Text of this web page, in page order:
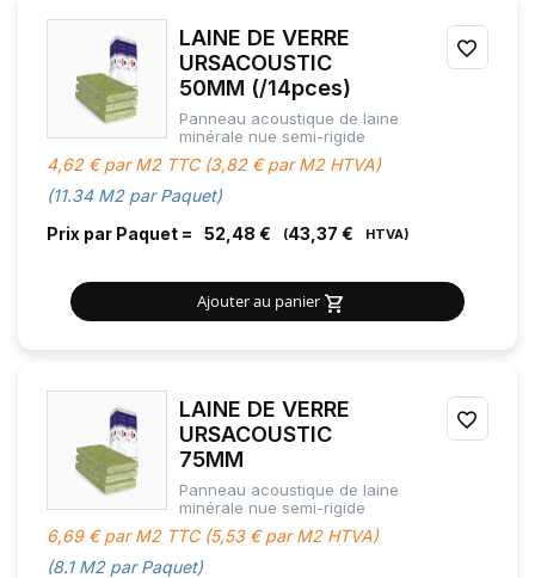
LAINE DE VERRE
URSACOUSTIC
50MM (/14pces)
Panneau acoustique de laine
minérale nue semi-rigide
4,62 € par M2 TTC (3,82 € par M2 HTVA)
(11.34 M2 par Paquet)
Prix par Paquet =
52,48 € 43,37 €
Ajouter au panier
LAINE DE VERRE
URSACOUSTIC
75MM
Panneau acoustique de laine
minérale nue semi-rigide
6,69 € par M2 TTC (5,53 € par M2 HTVA)
(8.1 M2 par Paquet)